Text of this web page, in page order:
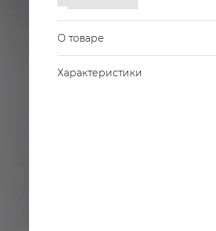
О товаре
Шорты с акцентом
Характеристики